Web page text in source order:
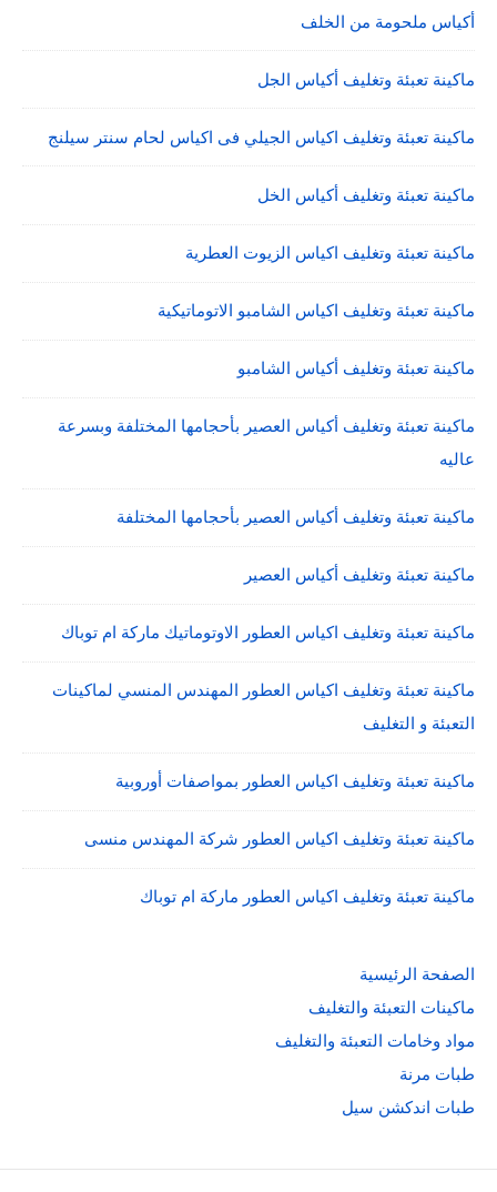
أكياس ملحومة من الخلف
ماكينة تعبئة وتغليف أكياس الجل
ماكينة تعبئة وتغليف اكياس الجيلي فى اكياس لحام سنتر سيلنج
ماكينة تعبئة وتغليف أكياس الخل
ماكينة تعبئة وتغليف اكياس الزيوت العطرية
ماكينة تعبئة وتغليف اكياس الشامبو الاتوماتيكية
ماكينة تعبئة وتغليف أكياس الشامبو
ماكينة تعبئة وتغليف أكياس العصير بأحجامها المختلفة وبسرعة
عاليه
ماكينة تعبئة وتغليف أكياس العصير بأحجامها المختلفة
ماكينة تعبئة وتغليف أكياس العصير
ماكينة تعبئة وتغليف اكياس العطور الاوتوماتيك ماركة ام توباك
ماكينة تعبئة وتغليف اكياس العطور المهندس المنسي لماكينات
التعبئة و التغليف
ماكينة تعبئة وتغليف اكياس العطور بمواصفات أوروبية
ماكينة تعبئة وتغليف اكياس العطور شركة المهندس منسى
ماكينة تعبئة وتغليف اكياس العطور ماركة ام توباك
الصفحة الرئيسية
ماكينات التعبئة والتغليف
مواد وخامات التعبئة والتغليف
طبات مرنة
طبات اندكشن سيل